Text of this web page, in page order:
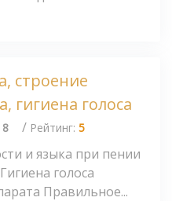
строение
гигиена голоса
8 / Рейтинг: 5
и языка при пении
голоса
Правильное...